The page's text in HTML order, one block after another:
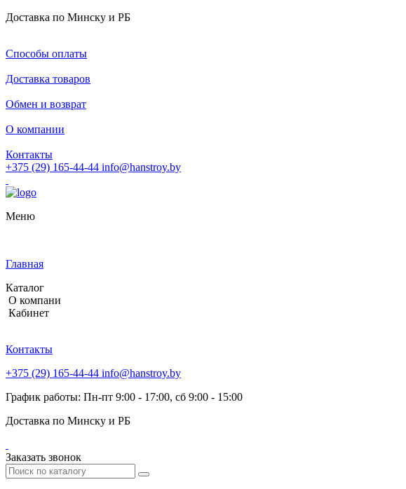
Доставка по Минску и РБ
Способы оплаты
Доставка товаров
Обмен и возврат
О компании
Контакты
+375 (29) 165-44-44 info@hanstroy.by
Меню
Главная
Каталог
О компани
Кабинет
Контакты
+375 (29) 165-44-44 info@hanstroy.by
График работы: Пн-пт 9:00 - 17:00, сб 9:00 - 15:00
Доставка по Минску и РБ
Заказать звонок